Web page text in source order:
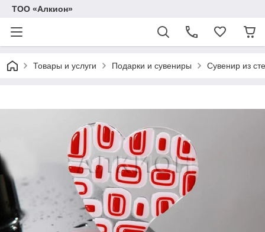
ТОО «Алкион»
Товары и услуги Подарки и сувениры Сувенир из